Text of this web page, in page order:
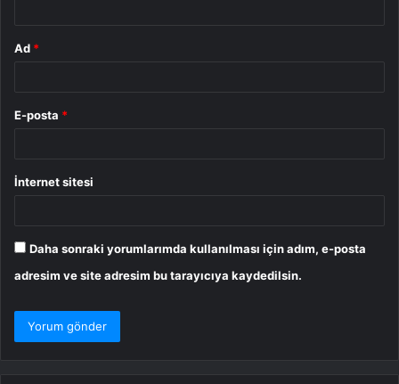
Ad *
E-posta *
İnternet sitesi
Daha sonraki yorumlarımda kullanılması için adım, e-posta
adresim ve site adresim bu tarayıcıya kaydedilsin.